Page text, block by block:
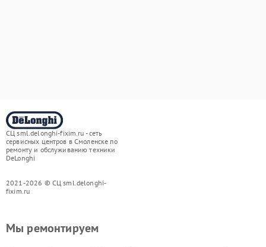
СЦ sml.delonghi-fixim.ru - сеть
сервисных центров в Смоленске по
ремонту и обслуживанию техники
DeLonghi
2021-2026 © СЦ sml.delonghi-
fixim.ru
Мы ремонтируем